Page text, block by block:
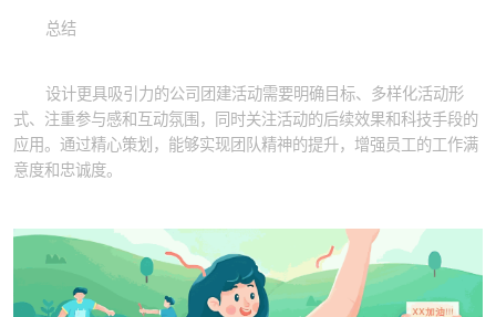
总结
设计更具吸引力的公司团建活动需要明确目标、多样化活动形
式、注重参与感和互动氛围，同时关注活动的后续效果和科技手段的
应用。通过精心策划，能够实现团队精神的提升，增强员工的工作满
意度和忠诚度。